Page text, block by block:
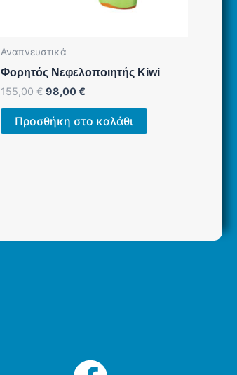
Αναπνευστικά
Φορητός Νεφελοποιητής Kiwi
155,00€Original
was:
155,00 €.
98,00€
είναι:
Προσθήκη στο καλάθι